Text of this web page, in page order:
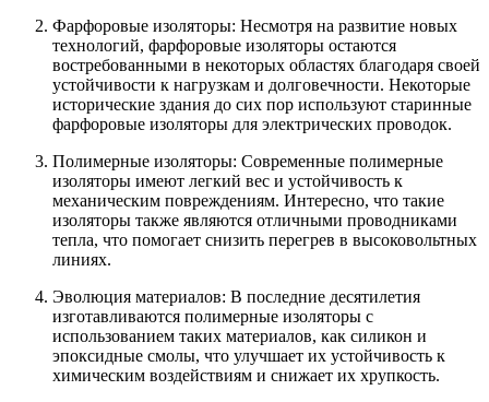
Фарфоровые изоляторы: Несмотря на развитие новых
технологий, фарфоровые изоляторы остаются
востребованными в некоторых областях благодаря своей
устойчивости к нагрузкам и долговечности. Некоторые
исторические здания до сих пор используют старинные
фарфоровые изоляторы для электрических проводок.
Полимерные изоляторы: Современные полимерные
изоляторы имеют легкий вес и устойчивость к
механическим повреждениям. Интересно, что такие
изоляторы также являются отличными проводниками
тепла, что помогает снизить перегрев в высоковольтных
линиях.
Эволюция материалов: В последние десятилетия
изготавливаются полимерные изоляторы с
использованием таких материалов, как силикон и
эпоксидные смолы, что улучшает их устойчивость к
химическим воздействиям и снижает их хрупкость.